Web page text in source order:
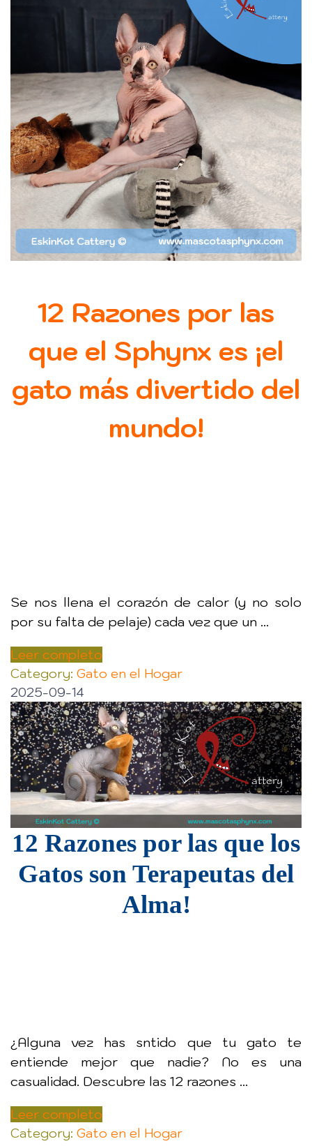
12 Razones por las
que el Sphynx es ¡el
gato más divertido del
mundo!
Se nos llena el corazón de calor (y no solo
por su falta de pelaje) cada vez que un ...
Leer completo
Category: Gato en el Hogar
2025-09-14
12 Razones por las que los
Gatos son Terapeutas del
Alma!
¿Alguna vez has sntido que tu gato te
entiende mejor que nadie? No es una
casualidad. Descubre las 12 razones ...
Leer completo
Category: Gato en el Hogar